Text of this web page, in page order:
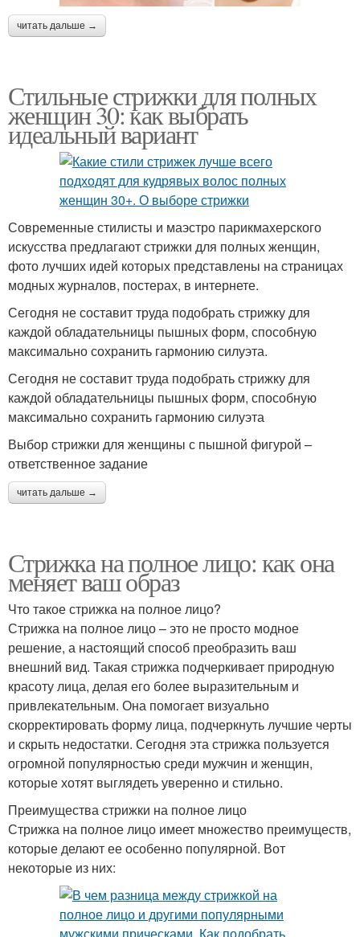
читать дальше →
Стильные стрижки для полных
женщин 30: как выбрать
идеальный вариант
Современные стилисты и маэстро парикмахерского
искусства предлагают стрижки для полных женщин,
фото лучших идей которых представлены на страницах
модных журналов, постерах, в интернете.
Сегодня не составит труда подобрать стрижку для
каждой обладательницы пышных форм, способную
максимально сохранить гармонию силуэта.
Сегодня не составит труда подобрать стрижку для
каждой обладательницы пышных форм, способную
максимально сохранить гармонию силуэта
Выбор стрижки для женщины с пышной фигурой –
ответственное задание
читать дальше →
Стрижка на полное лицо: как она
меняет ваш образ
Что такое стрижка на полное лицо?
Стрижка на полное лицо – это не просто модное
решение, а настоящий способ преобразить ваш
внешний вид. Такая стрижка подчеркивает природную
красоту лица, делая его более выразительным и
привлекательным. Она помогает визуально
скорректировать форму лица, подчеркнуть лучшие черты
и скрыть недостатки. Сегодня эта стрижка пользуется
огромной популярностью среди мужчин и женщин,
которые хотят выглядеть уверенно и стильно.
Преимущества стрижки на полное лицо
Стрижка на полное лицо имеет множество преимуществ,
которые делают ее особенно популярной. Вот
некоторые из них: